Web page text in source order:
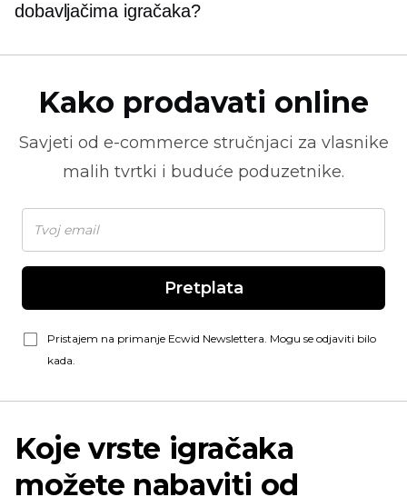
dobavljačima igračaka?
Kako prodavati online
Savjeti od e-commerce stručnjaci za vlasnike
malih tvrtki i buduće poduzetnike.
Pretplata
Pristajem na primanje Ecwid Newslettera. Mogu se odjaviti bilo
kada.
Koje vrste igračaka
možete nabaviti od